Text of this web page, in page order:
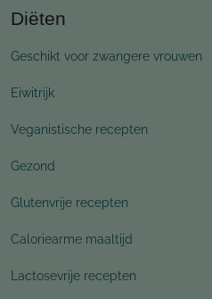
Diëten
Geschikt voor zwangere vrouwen
Eiwitrijk
Veganistische recepten
Gezond
Glutenvrije recepten
Caloriearme maaltijd
Lactosevrije recepten